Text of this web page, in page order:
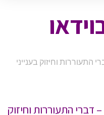
וידאו
ושכנתי בתוכם – גליון מס' 11 – דברי התעוררות וחיזוק